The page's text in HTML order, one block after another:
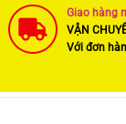
Giao hàng
VẬN
Với đơn